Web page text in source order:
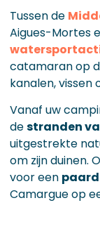
Tussen de
Aigues-Mortes
catamaran op
kanalen,
Vanaf uw
destranden
uitgestrekte
om zijn duinen.
voor een
Camargue op